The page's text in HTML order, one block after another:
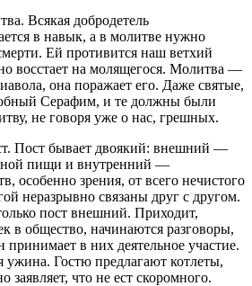
Всякая добродетель
в навык, а в молитве нужно
Ей противится наш ветхий
восстает на молящегося. Молитва —
она поражает его. Даже святые,
Серафим, и те должны были
не говоря уже о нас, грешных.
Пост бывает двоякий: внешний —
пищи и внутренний —
особенно зрения, от всего нечистого
неразрывно связаны друг с другом.
пост внешний. Приходит,
в общество, начинаются разговоры,
в них деятельное участие.
ужина. Гостю предлагают котлеты,
что не ест скоромного.